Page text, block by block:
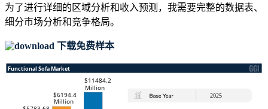
为了进行详细的区域分析和收入预测，我需要完整的数据表、
细分市场分析和竞争格局。
下载免费样本